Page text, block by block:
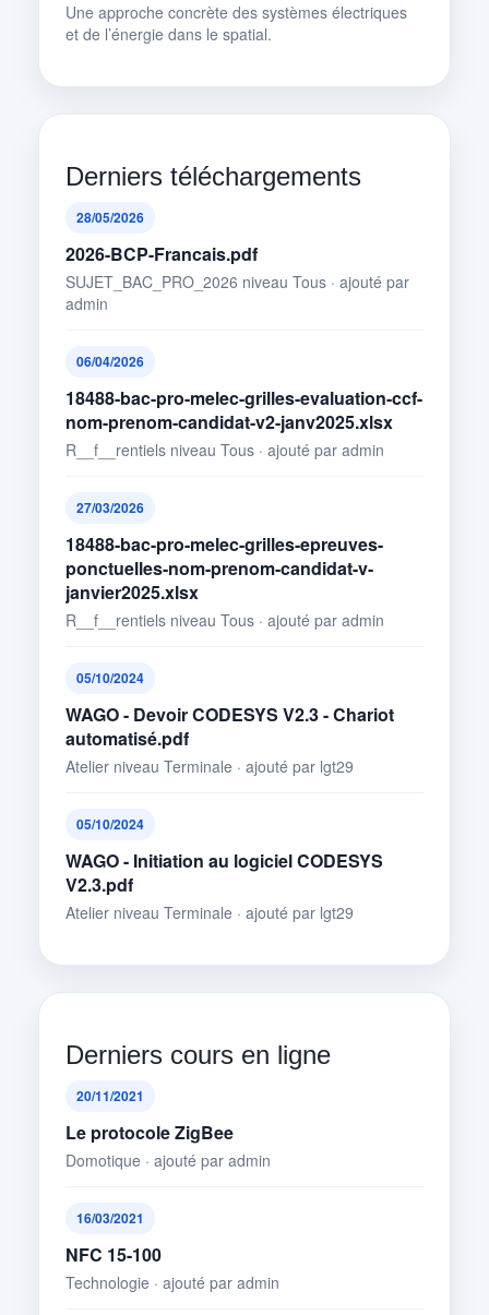
Une approche concrète des systèmes électriques
et de l’énergie dans le spatial.
Derniers téléchargements
28/05/2026
2026-BCP-Francais.pdf
SUJET_BAC_PRO_2026 niveau Tous · ajouté par
admin
06/04/2026
18488-bac-pro-melec-grilles-evaluation-ccf-
nom-prenom-candidat-v2-janv2025.xlsx
R__f__rentiels niveau Tous · ajouté par admin
27/03/2026
18488-bac-pro-melec-grilles-epreuves-
ponctuelles-nom-prenom-candidat-v-
janvier2025.xlsx
R__f__rentiels niveau Tous · ajouté par admin
05/10/2024
WAGO - Devoir CODESYS V2.3 - Chariot
automatisé.pdf
Atelier niveau Terminale · ajouté par lgt29
05/10/2024
WAGO - Initiation au logiciel CODESYS
V2.3.pdf
Atelier niveau Terminale · ajouté par lgt29
Derniers cours en ligne
20/11/2021
Le protocole ZigBee
Domotique · ajouté par admin
16/03/2021
NFC 15-100
Technologie · ajouté par admin